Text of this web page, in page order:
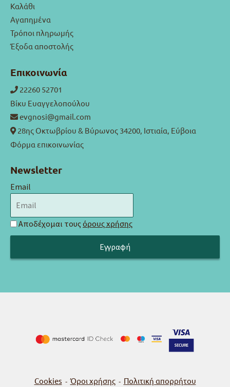
Καλάθι
Αγαπημένα
Τρόποι πληρωμής
Έξοδα αποστολής
Επικοινωνία
22260 52701
Βίκυ Ευαγγελοπούλου
evgnosi@gmail.com
28ης Οκτωβρίου & Βύρωνος 34200, Ιστιαία, Εύβοια
Φόρμα επικοινωνίας
Newsletter
Email
Αποδέχομαι τους όρους χρήσης
Cookies - Όροι χρήσης - Πολιτική απορρήτου